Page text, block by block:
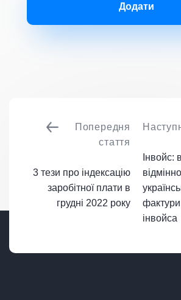
Додати
Попередня
стаття
3 тези про індексацію
заробітної плати в
грудні 2022 року
Інвойс:
інвойса